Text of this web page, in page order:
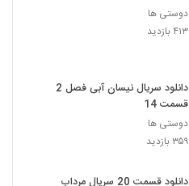
دوستی ها
۴۱۳ بازدید
دانلود سریال نیسان آبی فصل 2
قسمت 14
دوستی ها
۳۵۹ بازدید